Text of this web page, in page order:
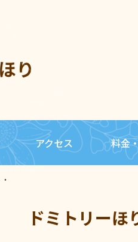
り
アクセス 料金
ドミトリーほ